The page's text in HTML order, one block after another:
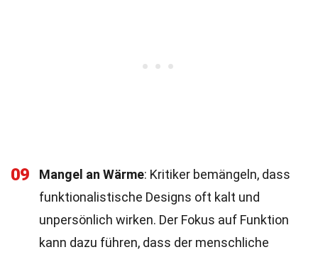
09 Mangel an Wärme: Kritiker bemängeln, dass
funktionalistische Designs oft kalt und
unpersönlich wirken. Der Fokus auf Funktion
kann dazu führen, dass der menschliche